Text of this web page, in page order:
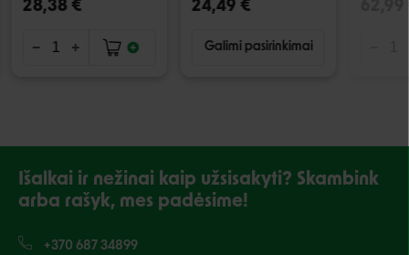
28,38 € 24,49 €
Galimi pasirinkimai
Išalkai ir nežinai kaip užsisakyti? Skambink
arba rašyk, mes padėsime!
+370 687 34899